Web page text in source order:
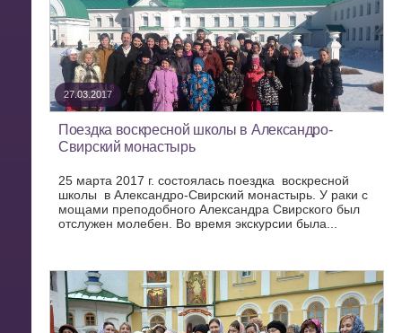
27.03.2017
Поездка воскресной школы в Александро-
Свирский монастырь
25 марта 2017 г. состоялась поездка воскресной
школы в Александро-Свирский монастырь. У раки с
мощами преподобного Александра Свирского был
отслужен молебен. Во время экскурсии была...